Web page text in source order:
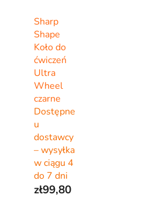
Sharp
Shape
Koło do
ćwiczeń
Ultra
Wheel
czarne
Dostępne
u
dostawcy
– wysyłka
w ciągu 4
do 7 dni
zł99,80